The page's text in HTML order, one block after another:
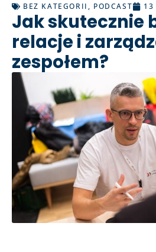
BEZ KATEGORII , PODCAST 13
Jak skutecznie
relacje i
zespołem?